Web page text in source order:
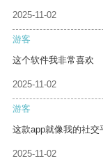
2025-11-02
游客
这个软件我非常喜欢
2025-11-02
游客
这款app就像我的社交
2025-11-02